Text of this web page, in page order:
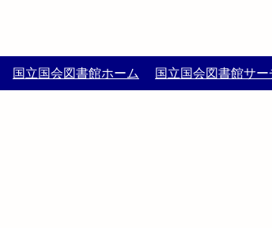
国立国会図書館ホーム 国立国会図書館サー